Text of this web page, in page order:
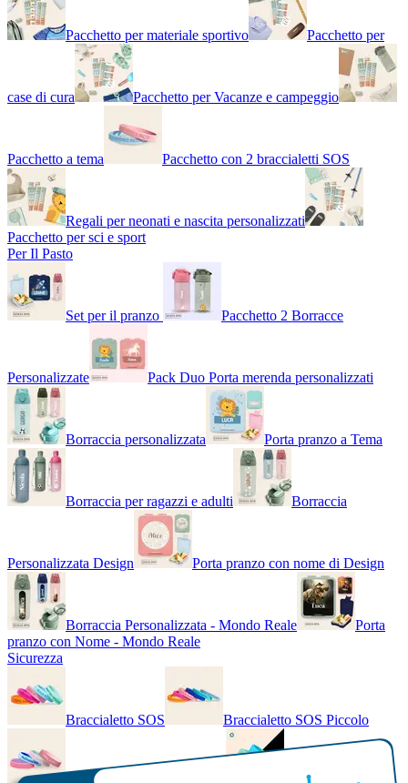
Pacchetto per materiale sportivo Pacchetto per
case di cura Pacchetto per Vacanze e campeggio
Pacchetto a tema Pacchetto con 2 braccialetti SOS
Regali per neonati e nascita personalizzati
Pacchetto per sci e sport
Per Il Pasto
Set per il pranzo Pacchetto 2 Borracce
Personalizzate Pack Duo Porta merenda personalizzati
Borraccia personalizzata Porta pranzo a Tema
Borraccia per ragazzi e adulti Borraccia
Personalizzata Design Porta pranzo con nome di Design
Borraccia Personalizzata - Mondo Reale
Porta
pranzo con Nome - Mondo Reale
Sicurezza
Braccialetto SOS Braccialetto SOS Piccolo